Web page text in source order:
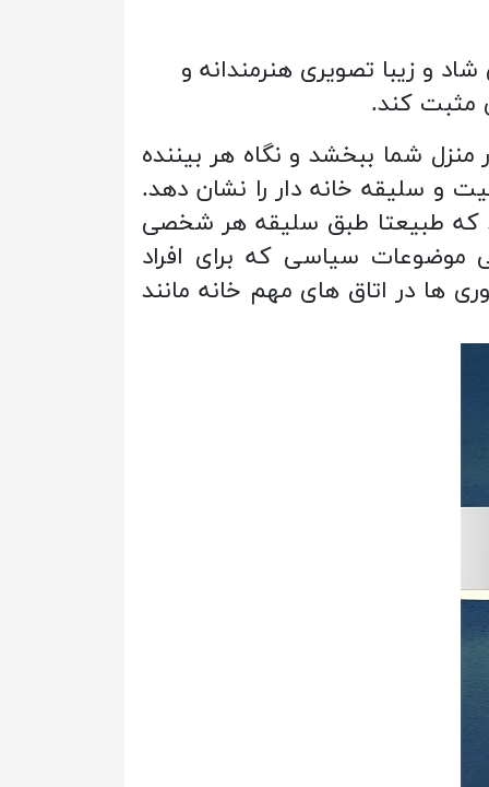
با ضخامت 8 میلیمتر با رنگ بندی شاد و زیبا تصویری هنرمندانه و
مثبت کند.
منزل شما ببخشد و نگاه هر بیننده
و سلیقه خانه دار را نشان دهد.
که طبیعتا طبق سلیقه هر شخصی
موضوعات سیاسی که برای افراد
ها در اتاق های مهم خانه مانند